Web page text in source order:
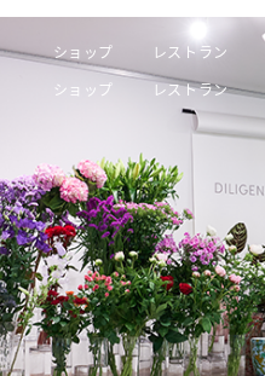
ショップ レストラン
ショップ
レストラン